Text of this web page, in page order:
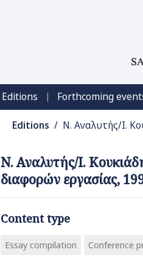
Editions | Forthcoming
Editions / Ν. Αναλυτής/Ι.
Ν. Αναλυτής/Ι.
διαφορών εργασίας,
Content type
Essay compilation Conference